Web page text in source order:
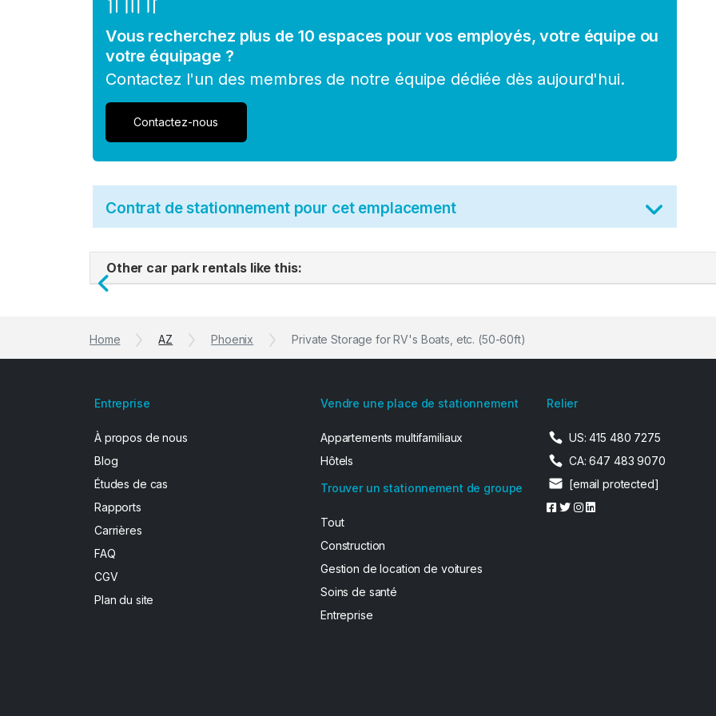
Vous recherchez plus de 10 espaces pour vos employés, votre équipe ou
votre équipage ?
Contactez l'un des membres de notre équipe dédiée dès aujourd'hui.
Contactez-nous
Contrat de stationnement pour cet emplacement
Other car park rentals like this:
Previous
Home AZ Phoenix Private Storage for RV's Boats, etc. (50-60ft)
Entreprise
À propos de nous
Blog
Études de cas
Rapports
Carrières
FAQ
CGV
Plan du site
Vendre une place de stationnement
Appartements multifamiliaux
Hôtels
Trouver un stationnement de groupe
Tout
Construction
Gestion de location de voitures
Soins de santé
Entreprise
Relier
US: 415 480 7275
CA: 647 483 9070
[email protected]